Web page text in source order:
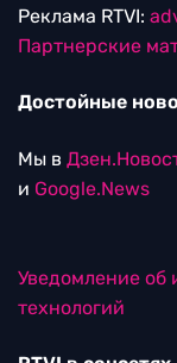
Реклама RTVI:
Партнерские
Достойные
Мы в
и Google.News
Уведомление об
технологий